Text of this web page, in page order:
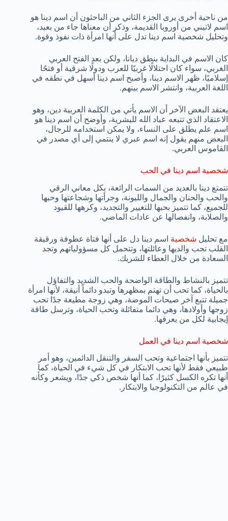
من ناحية أخرى يرى الجزء الثاني من الباحثون أن اسم دينا هو
اسم لاتيني من أوروبا القديمة، وذكر أن معناها جاء من بعيد،
وتحليل شخصية اسم دينا تدل على أنها امرأة ذات نفوذ وقوة.
كان الاسم في البداية بنطق ديانا، ولكن بعد الفتح العربي
الغربي، سواء كان احتلالًا غربيًا للعرب ودولًا شرقية أو فتحًا
إسلاميًا، ظهر الاسم دينا، وأصبح اسم دينا أسهل في نطقه في
اللغة العربية، وانتشر الاسم بينهم.
يعتقد البعض الآخر أن الاسم يأتي من الكلمة العربية دين، وهو
الاعتقاد الذي تتبعه عباد الله للبشرية، وأوضح أن اسم دينا هو
اسم علم يطلق على النساء، ولا يمكن استخدامه للرجال،
البعض منهم يقول إنه اسم عبري لا ينتمي إلى أي مصدر في
القاموس العربي.
شخصية اسم دينا في الحب
تتمتع دينا بالعديد من السمات الرائعة، بكل معاني الرقي
والحب والحنان والجمال والليونة، وجرأتها وشجاعتها وحبها
للجميع، كما تتميز بحبها للتغيير والتجديد، وكرهها للقيود
والصلابة، وانفصالها عن عادات الماضي.
مع تحليل شخصية اسم دينا دل على أنها فتاة عطوفة ورقيقة
القلب تحب والديها وعائلتها، وتتحمل كل مسؤولياتهم وتجد
السعادة من خلال العطاء للشريك.
تتميز بالنشاط والطاقة الواضحة والحب الشديد والتفاؤل
بالحياة، كما تحب أن تهتم بمظهرها وتبدو دائماً أنيقة، لأنها امرأة
جميلة تتبع آخر صيحات الموضة، وهي زوجة مطيعة جدًا تحب
زوجها وأولادها، وهي دائما متفائلة وتحب الحياة، وترسل طاقة
إيجابية لكل من يعرفها.
شخصية اسم دينا في العمل
تتميز بأنها اجتماعية وتحب السفر والتنقل الدائمين، وهو أمر
طبيعي فقط لأنها تحب الابتكار في كل شيء في الحياة، كما
أنها تكره الكسل كثيرًا، كما أنها شخص ذكي جدًا، ويشعر وكأنه
في عالم من التكنولوجيا والابتكار.